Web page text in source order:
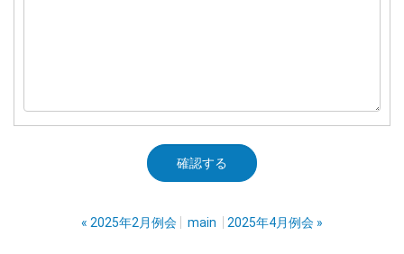
« 2025年2月例会 main 2025年4月例会 »